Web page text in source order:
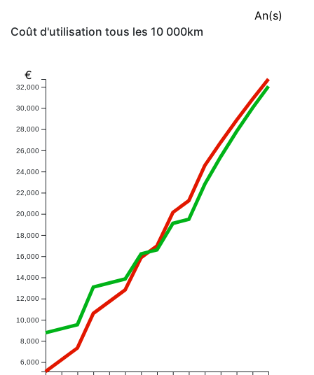
An(s)
Coût d'utilisation tous les 10 000km
6,000
8,000
10,000
12,000
14,000
16,000
18,000
20,000
22,000
24,000
26,000
28,000
30,000
32,000
€